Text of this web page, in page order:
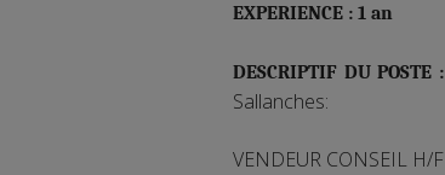
EXPERIENCE : 1 an
DESCRIPTIF DU POSTE :
Sallanches:
VENDEUR CONSEIL H/F